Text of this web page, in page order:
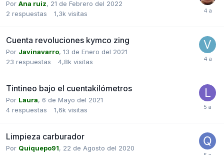
Por Ana ruiz, 21 de Febrero del 2022
2 respuestas 1,3k visitas
Cuenta revoluciones kymco zing
Por Javinavarro, 13 de Enero del 2021
23 respuestas 4,8k visitas
Tintineo bajo el cuentakilómetros
Por Laura, 6 de Mayo del 2021
4 respuestas 1,6k visitas
Limpieza carburador
Por Quiquepo91, 22 de Agosto del 2020